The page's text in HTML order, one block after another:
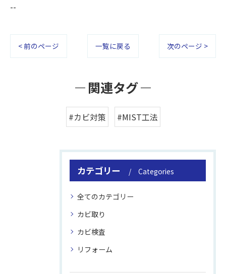
--
< 前のページ 一覧に戻る 次のページ >
関連タグ
#カビ対策 #MIST工法
カテゴリー Categories
全てのカテゴリー
カビ取り
カビ検査
リフォーム